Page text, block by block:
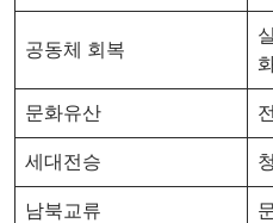
공동체 회복
문화유산
세대전승
남북교류